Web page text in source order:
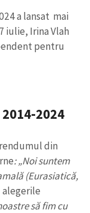
a lansat mai
iulie, Irina Vlah
pentru
2024
din
: „Noi suntem
(Eurasiatică,
alegerile
să fim cu